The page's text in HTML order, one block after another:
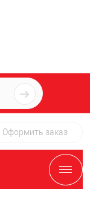
+7 (939) 716-10-06
пн-пт 7:00-16:00 МСК
Оформить заказ